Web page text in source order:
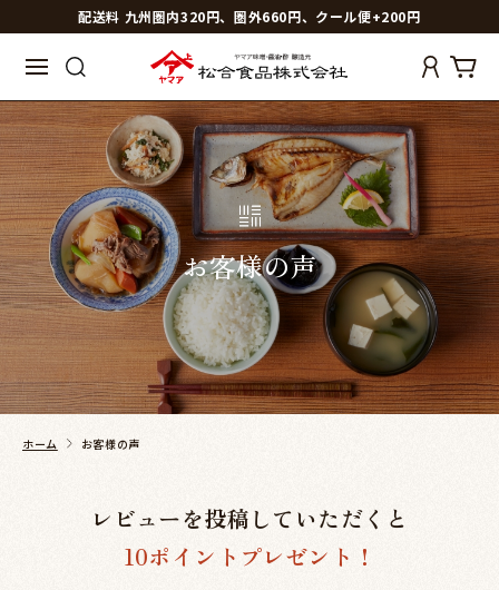
配送料 九州圏内320円、圏外660円、クール便+200円
お客様の声
ホーム お客様の声
レビューを投稿していただくと
10ポイントプレゼント！